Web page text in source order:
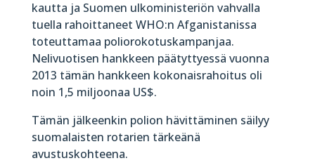
kautta ja Suomen ulkoministeriön vahvalla
tuella rahoittaneet WHO:n Afganistanissa
toteuttamaa poliorokotuskampanjaa.
Nelivuotisen hankkeen päätyttyessä vuonna
2013 tämän hankkeen kokonaisrahoitus oli
noin 1,5 miljoonaa US$.
Tämän jälkeenkin polion hävittäminen säilyy
suomalaisten rotarien tärkeänä
avustuskohteena.